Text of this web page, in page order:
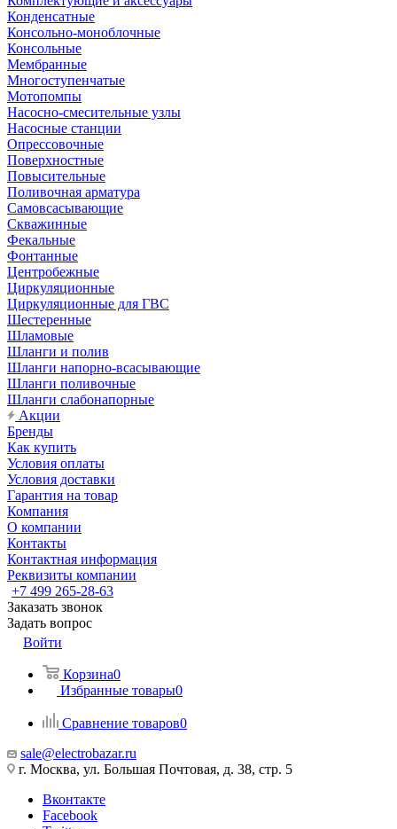
Конденсатные
Консольно-моноблочные
Консольные
Мембранные
Многоступенчатые
Мотопомпы
Насосно-смесительные узлы
Насосные станции
Опрессовочные
Поверхностные
Повысительные
Поливочная арматура
Самовсасывающие
Скважинные
Фекальные
Фонтанные
Центробежные
Циркуляционные
Циркуляционные для ГВС
Шестеренные
Шламовые
Шланги и полив
Шланги напорно-всасывающие
Шланги поливочные
Шланги слабонапорные
Акции
Бренды
Как купить
Условия оплаты
Условия доставки
Гарантия на товар
Компания
О компании
Контакты
Контактная информация
Реквизиты компании
+7 499 265-28-63
Заказать звонок
Задать вопрос
Войти
Корзина0
Избранные товары0
Сравнение товаров0
sale@electrobazar.ru
г. Москва, ул. Большая Почтовая, д. 38, стр. 5
Вконтакте
Facebook